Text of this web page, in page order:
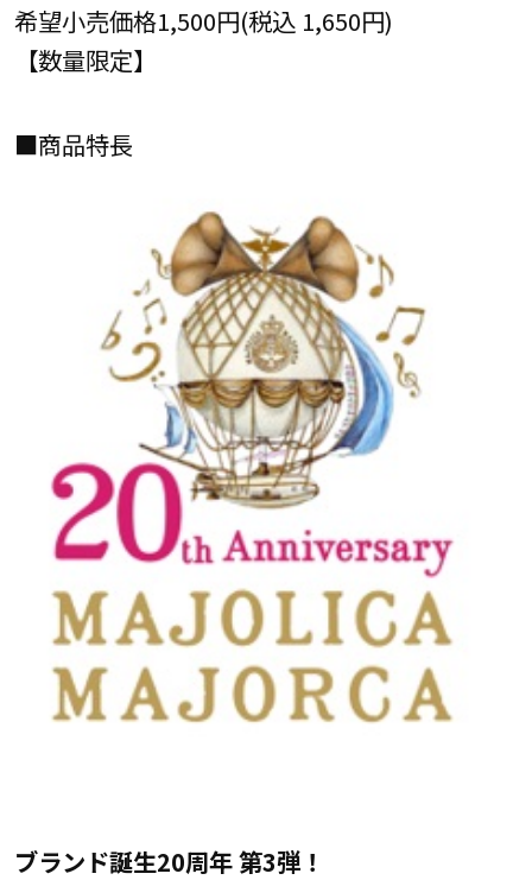
希望小売価格1,500円(税込 1,650円)
【数量限定】
■商品特長
ブランド誕生20周年 第3弾！